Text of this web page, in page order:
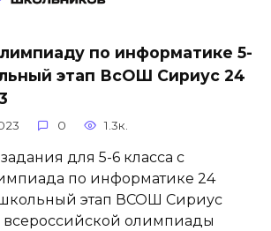
по информатике 5-
этап ВcОШ Сириус 24
0 1.3к.
для 5-6 класса с
по информатике 24
этап ВСОШ Сириус
олимпиады